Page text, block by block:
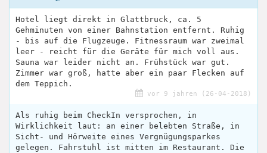
Hotel liegt direkt in Glattbruck, ca. 5
Gehminuten von einer Bahnstation entfernt. Ruhig
- bis auf die Flugzeuge. Fitnessraum war zweimal
leer - reicht für die Geräte für mich voll aus.
Sauna war leider nicht an. Frühstück war gut.
Zimmer war groß, hatte aber ein paar Flecken auf
dem Teppich.
vor 9 jahren (26-04-2018)
Als ruhig beim CheckIn versprochen, in
Wirklichkeit laut: an einer belebten Straße, in
Sicht- und Hörweite eines Vergnügungsparkes
gelegen. Fahrstuhl ist mitten im Restaurant. Die